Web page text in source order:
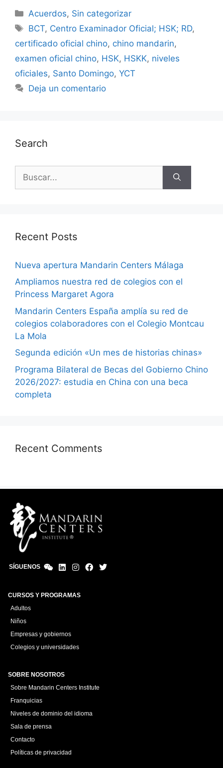
Acuerdos, Sin categorizar
BCT, Centro Examinador Oficial; HSK; RD,
certificado oficial chino, chino mandarin,
examen oficial chino, HSK, HSKK, niveles
oficiales, Santo Domingo, YCT
Deja un comentario
Search
Recent Posts
Nueva apertura Mandarin Centers Málaga
Ampliamos nuestra red de colegios con el
Princess Margaret Agora
Mandarin Centers España amplía su red de
colegios colaboradores con el Colegio Montcau
La Mola
Segunda edición «Un mes de historias chinas»
Programa Bilateral de Becas del Gobierno Chino
2026/2027: estudia en China con una beca
completa
Recent Comments
SÍGUENOS
CURSOS Y PROGRAMAS
Adultos
Niños
Empresas y gobiernos
Colegios y universidades
SOBRE NOSOTROS
Sobre Mandarin Centers Institute
Franquicias
Niveles de dominio del idioma
Sala de prensa
Contacto
Políticas de privacidad